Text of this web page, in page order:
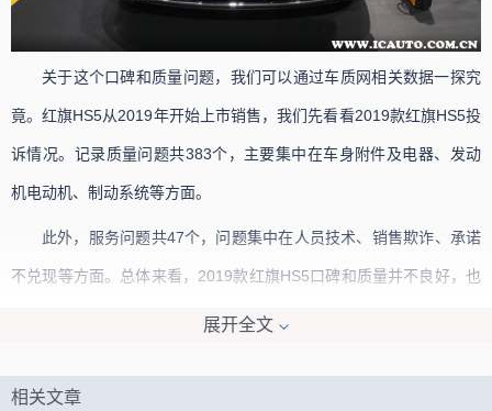
关于这个口碑和质量问题，我们可以通过车质网相关数据一探究
竟。红旗HS5从2019年开始上市销售，我们先看看2019款红旗HS5投
诉情况。记录质量问题共383个，主要集中在车身附件及电器、发动
机电动机、制动系统等方面。
此外，服务问题共47个，问题集中在人员技术、销售欺诈、承诺
不兑现等方面。总体来看，2019款红旗HS5口碑和质量并不良好，也
许这也是部分其车主质疑红旗hs5到底有多垃圾的因素之一。
展开全文
相关文章